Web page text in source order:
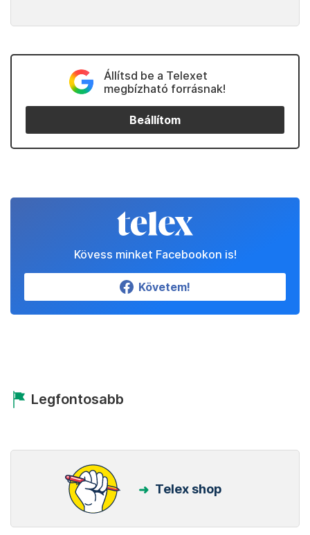
Állítsd be a Telexet
megbízható forrásnak!
Beállítom
Kövess minket Facebookon is!
Követem!
Legfontosabb
Telex shop